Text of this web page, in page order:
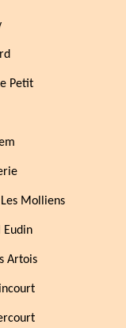
Petit
Molliens
Eudin
Artois